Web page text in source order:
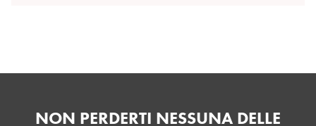
NON PERDERTI NESSUNA DELLE